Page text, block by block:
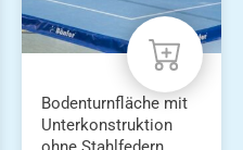
Optionen
können
auf
Produktseite
gewählt
werden
Bodenturnfläche mit
Unterkonstruktion